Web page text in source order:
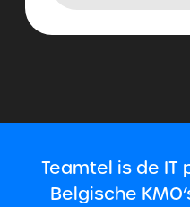
Teamtel is de IT
Belgische